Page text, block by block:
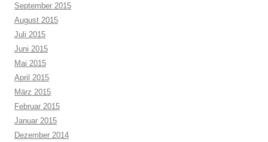
September 2015
August 2015
Juli 2015
Juni 2015
Mai 2015
April 2015
März 2015
Februar 2015
Januar 2015
Dezember 2014